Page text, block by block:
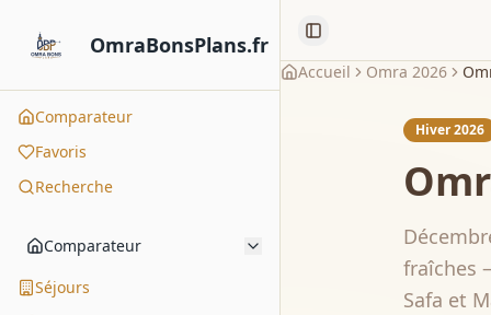
OmraBonsPlans.fr
Comparateur
Favoris
Recherche
Comparateur
Séjours
Toggle Sidebar
Accueil
Omra 2026
Hiver 2026
fraîches
Safa et